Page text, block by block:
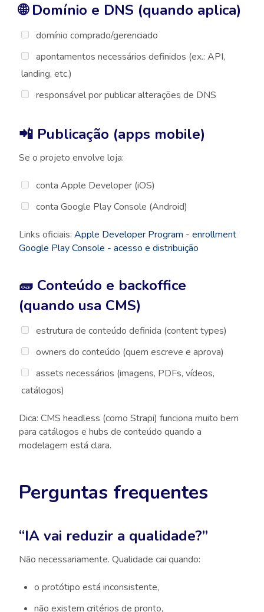
🌐 Domínio e DNS (quando aplica)
domínio comprado/gerenciado
apontamentos necessários definidos (ex.: API,
landing, etc.)
responsável por publicar alterações de DNS
📲 Publicação (apps mobile)
Se o projeto envolve loja:
conta Apple Developer (iOS)
conta Google Play Console (Android)
Links oficiais: Apple Developer Program - enrollment
Google Play Console - acesso e distribuição
🧱 Conteúdo e backoffice
(quando usa CMS)
estrutura de conteúdo definida (content types)
owners do conteúdo (quem escreve e aprova)
assets necessários (imagens, PDFs, vídeos,
catálogos)
Dica: CMS headless (como Strapi) funciona muito bem
para catálogos e hubs de conteúdo quando a
modelagem está clara.
Perguntas frequentes
“IA vai reduzir a qualidade?”
Não necessariamente. Qualidade cai quando:
o protótipo está inconsistente,
não existem critérios de pronto,